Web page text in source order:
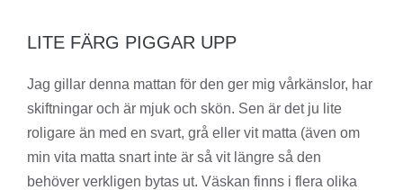
LITE FÄRG PIGGAR UPP
Jag gillar denna mattan för den ger mig vårkänslor, har
skiftningar och är mjuk och skön. Sen är det ju lite
roligare än med en svart, grå eller vit matta (även om
min vita matta snart inte är så vit längre så den
behöver verkligen bytas ut. Väskan finns i flera olika